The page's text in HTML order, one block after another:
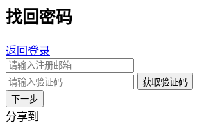
找回密码
返回登录
获取验证码
下一步
分享到